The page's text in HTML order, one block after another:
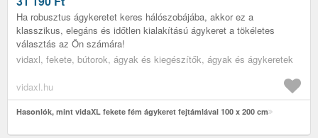
Ha robusztus ágykeretet keres hálószobájába, akkor ez a
klasszikus, elegáns és időtlen kialakítású ágykeret a tökéletes
választás az Ön számára!
vidaxl, fekete, bútorok, ágyak és kiegészítők, ágyak és ágykeretek
vidaxl.hu
Hasonlók, mint vidaXL fekete fém ágykeret fejtámlával 100 x 200 cm